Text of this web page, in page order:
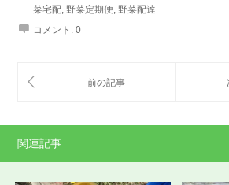
菜宅配, 野菜定期便, 野菜配達
コメント: 0
関連記事